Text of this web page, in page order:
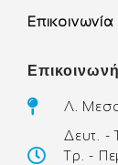
Επικοινωνία
Λ.
Δευτ. -
Τρ. -